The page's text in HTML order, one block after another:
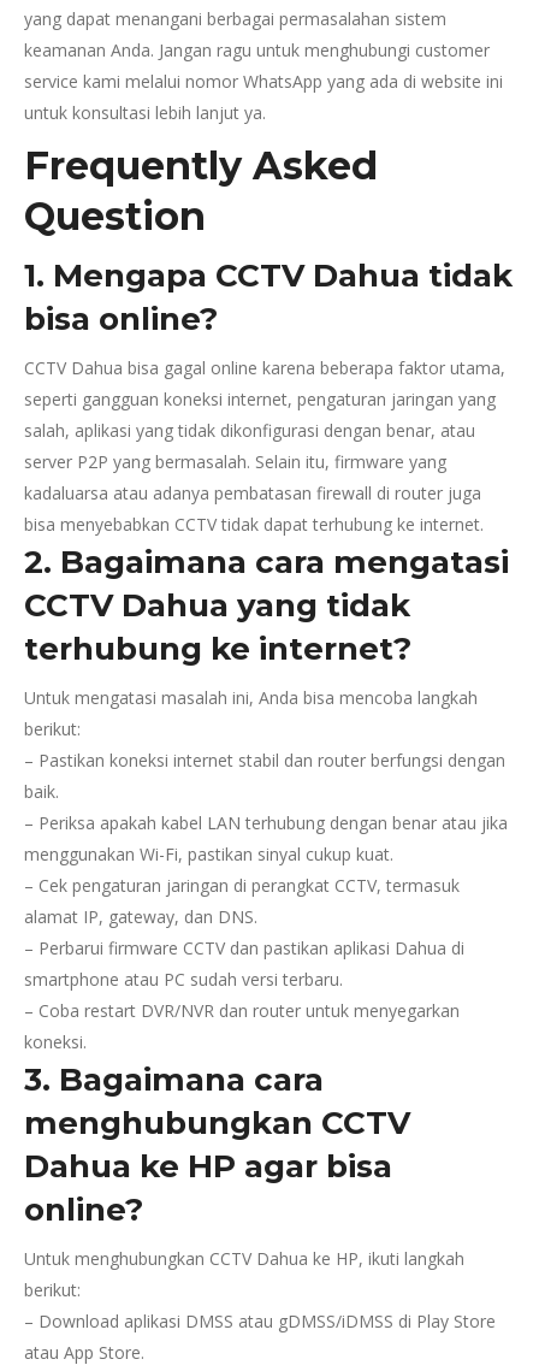
yang dapat menangani berbagai permasalahan sistem
keamanan Anda. Jangan ragu untuk menghubungi customer
service kami melalui nomor WhatsApp yang ada di website ini
untuk konsultasi lebih lanjut ya.
Frequently Asked
Question
1. Mengapa CCTV Dahua tidak
bisa online?
CCTV Dahua bisa gagal online karena beberapa faktor utama,
seperti gangguan koneksi internet, pengaturan jaringan yang
salah, aplikasi yang tidak dikonfigurasi dengan benar, atau
server P2P yang bermasalah. Selain itu, firmware yang
kadaluarsa atau adanya pembatasan firewall di router juga
bisa menyebabkan CCTV tidak dapat terhubung ke internet.
2. Bagaimana cara mengatasi
CCTV Dahua yang tidak
terhubung ke internet?
Untuk mengatasi masalah ini, Anda bisa mencoba langkah
berikut:
– Pastikan koneksi internet stabil dan router berfungsi dengan
baik.
– Periksa apakah kabel LAN terhubung dengan benar atau jika
menggunakan Wi-Fi, pastikan sinyal cukup kuat.
– Cek pengaturan jaringan di perangkat CCTV, termasuk
alamat IP, gateway, dan DNS.
– Perbarui firmware CCTV dan pastikan aplikasi Dahua di
smartphone atau PC sudah versi terbaru.
– Coba restart DVR/NVR dan router untuk menyegarkan
koneksi.
3. Bagaimana cara
menghubungkan CCTV
Dahua ke HP agar bisa
online?
Untuk menghubungkan CCTV Dahua ke HP, ikuti langkah
berikut:
– Download aplikasi DMSS atau gDMSS/iDMSS di Play Store
atau App Store.